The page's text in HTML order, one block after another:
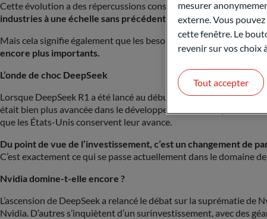
Cette évolution a des répercussions considérables sur l’économie.
industries à une échelle sans précédent.
Mais cela signifie également que les besoins en puissance de
encore plus importants.
L’onde de choc DeepSeek
Lorsque DeepSeek R1 a été lancé au début de 2025, la réaction
était bien plus avancée dans le développement de l’IA que
que les États-Unis conservent leur avance.
Du point de vue de l’investissement, c’est un changement de
C’est exactement ce qui se passe actuellement dans le domaine
Nvidia domine-t-elle encore ?
L’ascension de DeepSeek a relancé le débat sur la suprématie
Nvidia. D’autres s’inquiètent d’un surinvestissement, avec des
mesurer
externe. Vous
cette fenêtre. Le
revenir sur vos choix
Tout accepter